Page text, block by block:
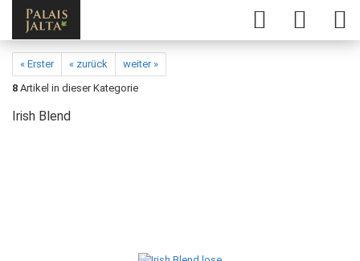
« Erster « zurück
weiter »
8 Artikel in dieser Kategorie
Irish Blend